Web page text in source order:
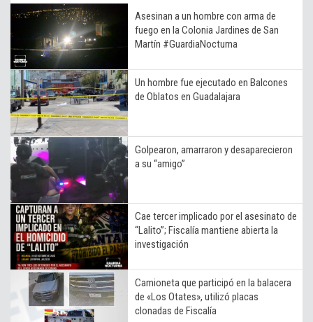
Asesinan a un hombre con arma de
fuego en la Colonia Jardines de San
Martín #GuardiaNocturna
Un hombre fue ejecutado en Balcones
de Oblatos en Guadalajara
Golpearon, amarraron y desaparecieron
a su “amigo”
Cae tercer implicado por el asesinato de
“Lalito”; Fiscalía mantiene abierta la
investigación
Camioneta que participó en la balacera
de «Los Otates», utilizó placas
clonadas de Fiscalía